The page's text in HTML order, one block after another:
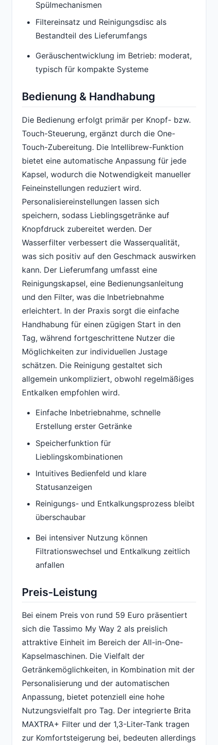
Spülmechanismen
Filtereinsatz und Reinigungsdisc als
Bestandteil des Lieferumfangs
Geräuschentwicklung im Betrieb: moderat,
typisch für kompakte Systeme
Bedienung & Handhabung
Die Bedienung erfolgt primär per Knopf- bzw.
Touch-Steuerung, ergänzt durch die One-
Touch-Zubereitung. Die Intellibrew-Funktion
bietet eine automatische Anpassung für jede
Kapsel, wodurch die Notwendigkeit manueller
Feineinstellungen reduziert wird.
Personalisiereinstellungen lassen sich
speichern, sodass Lieblingsgetränke auf
Knopfdruck zubereitet werden. Der
Wasserfilter verbessert die Wasserqualität,
was sich positiv auf den Geschmack auswirken
kann. Der Lieferumfang umfasst eine
Reinigungskapsel, eine Bedienungsanleitung
und den Filter, was die Inbetriebnahme
erleichtert. In der Praxis sorgt die einfache
Handhabung für einen zügigen Start in den
Tag, während fortgeschrittene Nutzer die
Möglichkeiten zur individuellen Justage
schätzen. Die Reinigung gestaltet sich
allgemein unkompliziert, obwohl regelmäßiges
Entkalken empfohlen wird.
Einfache Inbetriebnahme, schnelle
Erstellung erster Getränke
Speicherfunktion für
Lieblingskombinationen
Intuitives Bedienfeld und klare
Statusanzeigen
Reinigungs- und Entkalkungsprozess bleibt
überschaubar
Bei intensiver Nutzung können
Filtrationswechsel und Entkalkung zeitlich
anfallen
Preis-Leistung
Bei einem Preis von rund 59 Euro präsentiert
sich die Tassimo My Way 2 als preislich
attraktive Einheit im Bereich der All-in-One-
Kapselmaschinen. Die Vielfalt der
Getränkemöglichkeiten, in Kombination mit der
Personalisierung und der automatischen
Anpassung, bietet potenziell eine hohe
Nutzungsvielfalt pro Tag. Der integrierte Brita
MAXTRA+ Filter und der 1,3-Liter-Tank tragen
zur Komfortsteigerung bei, bedeuten allerdings